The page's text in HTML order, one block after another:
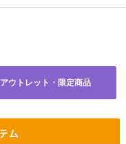
アウトレット・限定商品